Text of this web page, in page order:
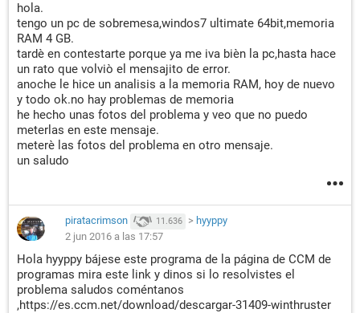
hola.
tengo un pc de sobremesa,windos7 ultimate 64bit,memoria
RAM 4 GB.
tardè en contestarte porque ya me iva bièn la pc,hasta hace
un rato que volviò el mensajito de error.
anoche le hice un analisis a la memoria RAM, hoy de nuevo
y todo ok.no hay problemas de memoria
he hecho unas fotos del problema y veo que no puedo
meterlas en este mensaje.
meterè las fotos del problema en otro mensaje.
un saludo
piratacrimson 11.636 > hyyppy
2 jun 2016 a las 17:57
Hola hyyppy bájese este programa de la página de CCM de
programas mira este link y dinos si lo resolvistes el
problema saludos coméntanos
,https://es.ccm.net/download/descargar-31409-winthruster